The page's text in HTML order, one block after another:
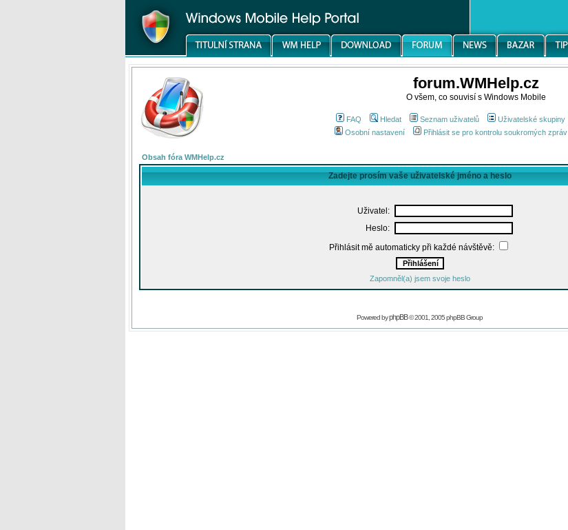
forum.WMHelp.cz
O všem, co souvisí s Windows Mobile
FAQ Hledat Seznam uživatelů Uživatelské skupiny
Osobní nastavení
Přihlásit se pro kontrolu soukromých zpráv
Obsah fóra WMHelp.cz
Zadejte prosím vaše uživatelské jméno a heslo
Uživatel:
Heslo:
Přihlásit mě automaticky při každé návštěvě:
Zapomněl(a) jsem svoje heslo
Powered byphpBB© 2001, 2005 phpBB Group